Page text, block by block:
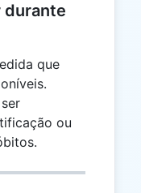
durante
que
ou